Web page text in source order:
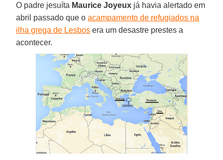
O padre jesuíta Maurice Joyeux já havia alertado em
abril passado que oacampamento de refugiados na
ilha grega de Lesbos era um desastre prestes a
acontecer.